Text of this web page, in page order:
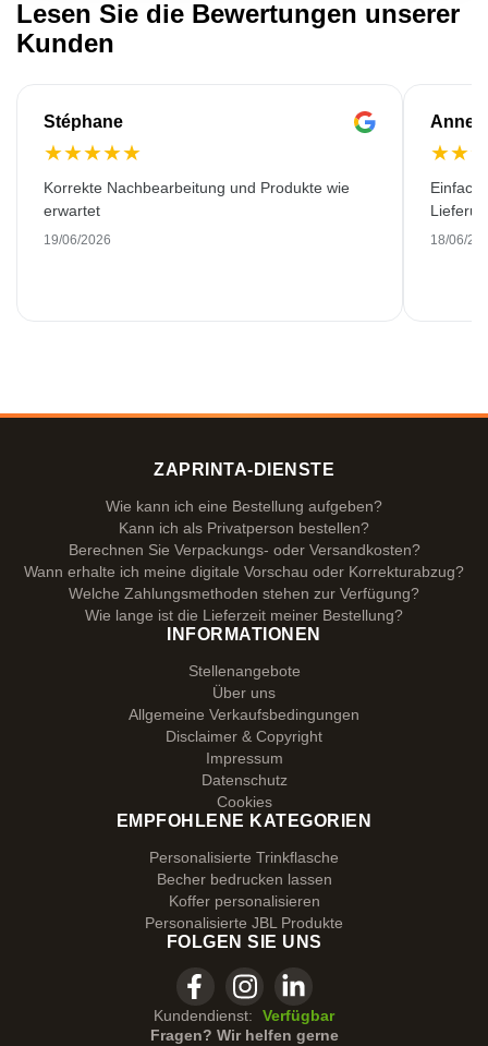
Lesen Sie die Bewertungen unserer
Kunden
Stéphane
★★★★★
Korrekte Nachbearbeitung und Produkte wie
erwartet
19/06/2026
Anne-
★★
18/06/
ZAPRINTA-DIENSTE
Wie kann ich eine Bestellung aufgeben?
Kann ich als Privatperson bestellen?
Berechnen Sie Verpackungs- oder Versandkosten?
Wann erhalte ich meine digitale Vorschau oder Korrekturabzug?
Welche Zahlungsmethoden stehen zur Verfügung?
Wie lange ist die Lieferzeit meiner Bestellung?
INFORMATIONEN
Stellenangebote
Über uns
Allgemeine Verkaufsbedingungen
Disclaimer & Copyright
Impressum
Datenschutz
Cookies
EMPFOHLENE KATEGORIEN
Personalisierte Trinkflasche
Becher bedrucken lassen
Koffer personalisieren
Personalisierte JBL Produkte
FOLGEN SIE UNS
Kundendienst:
Verfügbar
Fragen? Wir helfen gerne